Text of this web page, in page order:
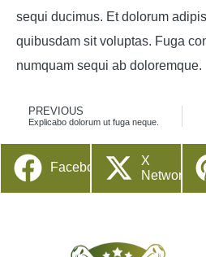
sequi ducimus. Et dolorum
quibusdam sit voluptas. Fuga
numquam sequi ab doloremque.
PREVIOUS
Explicabo dolorum ut fuga neque.
Facebook
X
Network